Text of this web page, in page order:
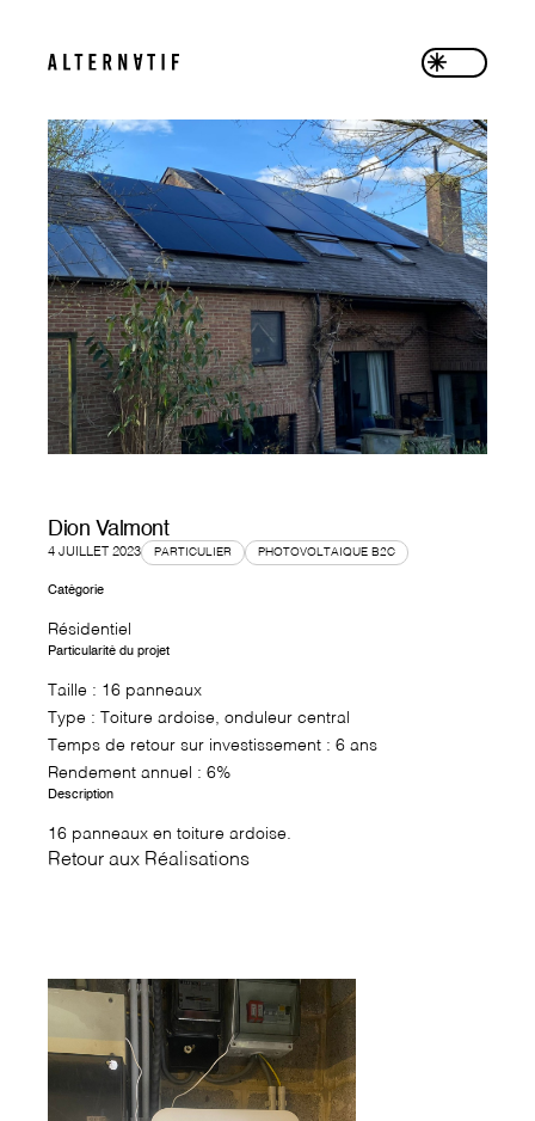
Dion Valmont
4 JUILLET 2023 PARTICULIER PHOTOVOLTAIQUE B2C
Catégorie
Résidentiel
Particularité du projet
Taille : 16 panneaux
Type : Toiture ardoise, onduleur central
Temps de retour sur investissement : 6 ans
Rendement annuel : 6%
Description
16 panneaux en toiture ardoise.
Retour aux Réalisations